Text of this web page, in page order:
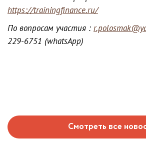
https://trainingfinance.ru/
По вопросам участия :
229-6751 (whatsApp)
Смотреть все